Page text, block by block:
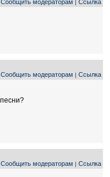
Сообщить модераторам | Ссылка
Сообщить модераторам | Ссылка
Сообщить модераторам | Ссылка